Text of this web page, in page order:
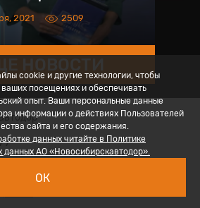
2021 2509
cookie и другие технологии, чтобы
посещениях и обеспечивать
опыт. Ваши персональные данные
информации о действиях Пользователей
сайта и его содержания.
данных читайте в Политике
данных АО «Новосибирскавтодор».
ОК